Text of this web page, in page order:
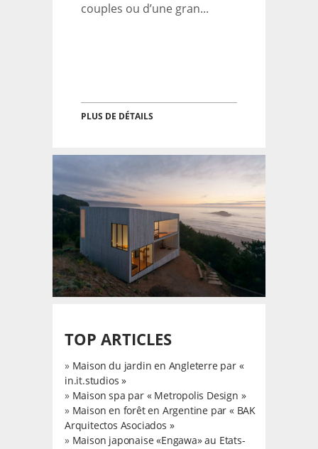
couples ou d’une gran...
PLUS DE DÉTAILS
TOP ARTICLES
» Maison du jardin en Angleterre par «
in.it.studios »
» Maison spa par « Metropolis Design »
» Maison en forêt en Argentine par « BAK
Arquitectos Asociados »
» Maison japonaise «Engawa» au Etats-